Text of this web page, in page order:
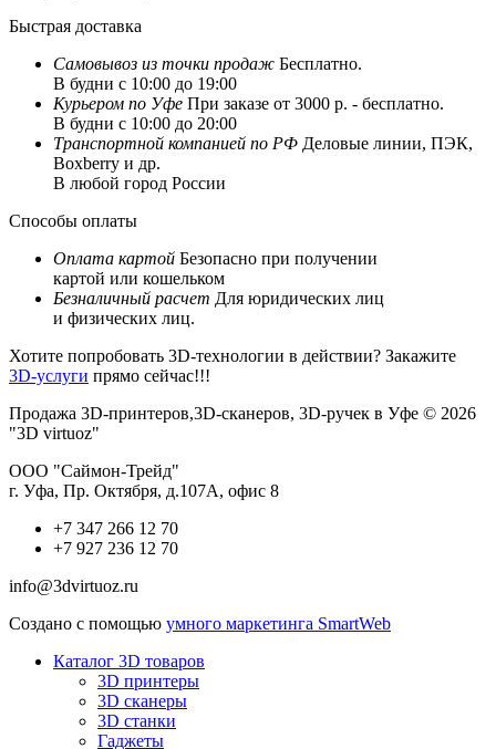
Быстрая доставка
Самовывоз из точки продаж Бесплатно.
В будни с 10:00 до 19:00
Курьером по Уфе При заказе от 3000 р. - бесплатно.
В будни с 10:00 до 20:00
Транспортной компанией по РФ Деловые линии, ПЭК,
Boxberry и др.
В любой город России
Способы оплаты
Оплата картой Безопасно при получении
картой или кошельком
Безналичный расчет Для юридических лиц
и физических лиц.
Хотите попробовать 3D-технологии в действии? Закажите
3D-услуги прямо сейчас!!!
Продажа 3D-принтеров,3D-сканеров, 3D-ручек в Уфе © 2026
"3D virtuoz"
ООО "Саймон-Трейд"
г. Уфа, Пр. Октября, д.107А, офис 8
+7 347 266 12 70
+7 927 236 12 70
info@3dvirtuoz.ru
Создано с помощью умного маркетинга SmartWeb
Каталог 3D товаров
3D принтеры
3D сканеры
3D станки
Гаджеты